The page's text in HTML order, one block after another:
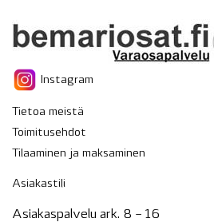
Instagram
Tietoa meistä
Toimitusehdot
Tilaaminen ja maksaminen
Asiakastili
Asiakaspalvelu ark. 8 – 16